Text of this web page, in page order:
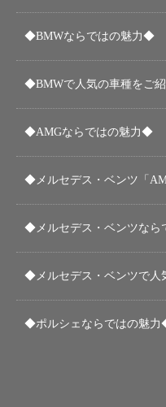
◆BMWならではの魅力◆
◆BMWで人気の車種をご
◆AMGならではの魅力◆
◆メルセデス・ベンツ「
◆メルセデス・ベンツなら
◆メルセデス・ベンツで人
◆ポルシェならではの魅